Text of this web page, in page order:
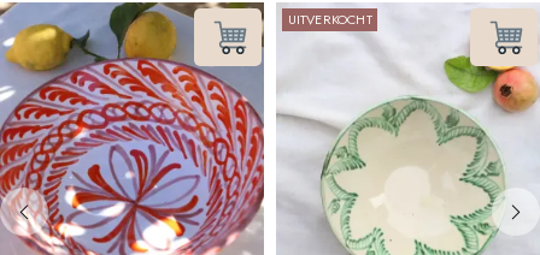
UITVERKOCHT